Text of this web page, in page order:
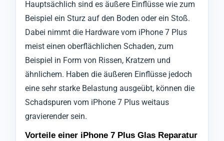
Hauptsächlich sind es äußere Einflüsse wie zum
Beispiel ein Sturz auf den Boden oder ein Stoß.
Dabei nimmt die Hardware vom iPhone 7 Plus
meist einen oberflächlichen Schaden, zum
Beispiel in Form von Rissen, Kratzern und
ähnlichem. Haben die äußeren Einflüsse jedoch
eine sehr starke Belastung ausgeübt, können die
Schadspuren vom iPhone 7 Plus weitaus
gravierender sein.
Vorteile einer iPhone 7 Plus Glas Reparatur